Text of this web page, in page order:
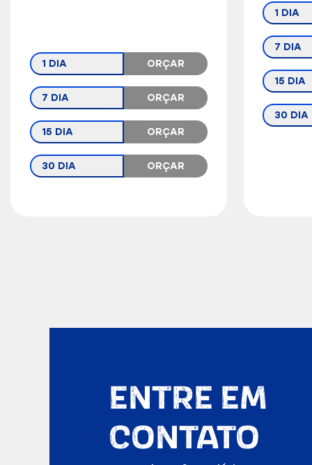
1 DIA ORÇAR
7 DIA ORÇAR
15 DIA ORÇAR
30 DIA ORÇAR
1 DIA
7 DIA
15 DIA
30 DIA
ENTRE EM
CONTATO